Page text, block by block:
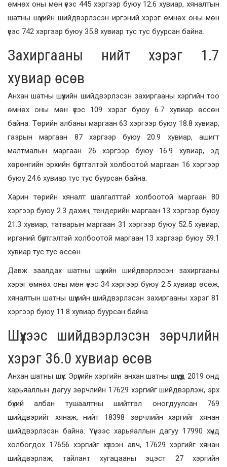
өмнөх оны мөн үеэс 445 хэргээр буюу 12.6 хувиар, хяналтын
шатны шүүхийн шийдвэрлэсэн иргэний хэрэг өмнөх оны мөн
үеэс 742 хэргээр буюу 35.8 хувиар тус тус буурсан байна.
Захиргааны нийт хэрэг 1.7
хувиар өсөв
Анхан шатны шүүхийн шийдвэрлэсэн захиргааны хэргийн тоо
өмнөх оны мөн үеэс 109 хэрэг буюу 6.7 хувиар өссөн
байна. Төрийн албаны маргаан 63 хэргээр буюу 18.8 хувиар,
газрын маргаан 87 хэргээр буюу 20.9 хувиар, ашигт
малтмалын маргаан 26 хэргээр буюу 16.9 хувиар, эд
хөрөнгийн эрхийн бүртгэлтэй холбоотой маргаан 16 хэргээр
буюу 24.6 хувиар тус тус буурсан байна.
Харин төрийн хяналт шалгалттай холбоотой маргаан 80
хэргээр буюу 2.3 дахин, тендерийн маргаан 13 хэргээр буюу
21.3 хувиар, татварын маргаан 31 хэргээр буюу 52.5 хувиар,
иргэний бүртгэлтэй холбоотой маргаан 13 хэргээр буюу 59.1
хувиар тус тус өссөн.
Давж заалдах шатны шүүхийн шийдвэрлэсэн захиргааны
хэрэг өмнөх оны мөн үеэс 34 хэргээр буюу 2.5 хувиар өсөж,
хяналтын шатны шүүхийн шийдвэрлэсэн захиргааны хэрэг 81
хэргээр буюу 11.8 хувиар буурсан байна.
Шүүхээс шийдвэрлэсэн зөрчлийн
хэрэг 36.0 хувиар өсөв
Анхан шатны шүүх: Эрүүгийн хэргийн анхан шатны шүүхүүд 2019 онд
харьяаллын дагуу зөрчлийн 17629 хэргийг шийдвэрлэж, эрх
бүхий албан тушаалтны шийтгэл оногдуулсан 769
шийдвэрийг хянаж, нийт 18398 зөрчлийн хэргийг хянан
шийдвэрлэсэн байна. Үүнээс харьяаллын дагуу 17990 хүнд
холбогдох 17656 хэргийг хүлээн авч, 17629 хэргийг хянан
шийдвэрлэж, тайлант хугацааны эцэст 27 хэргийн